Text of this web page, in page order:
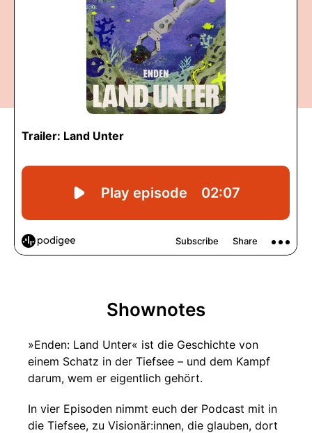
Shownotes
»Enden: Land Unter« ist die Geschichte von
einem Schatz in der Tiefsee – und dem Kampf
darum, wem er eigentlich gehört.
In vier Episoden nimmt euch der Podcast mit in
die Tiefsee, zu Visionär:innen, die glauben, dort